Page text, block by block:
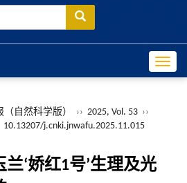
自然科学版） ›› 2025, Vol. 53 ››
10.13207/j.cnki.jnwafu.2025.11.015
‘娇红1号’生理及光